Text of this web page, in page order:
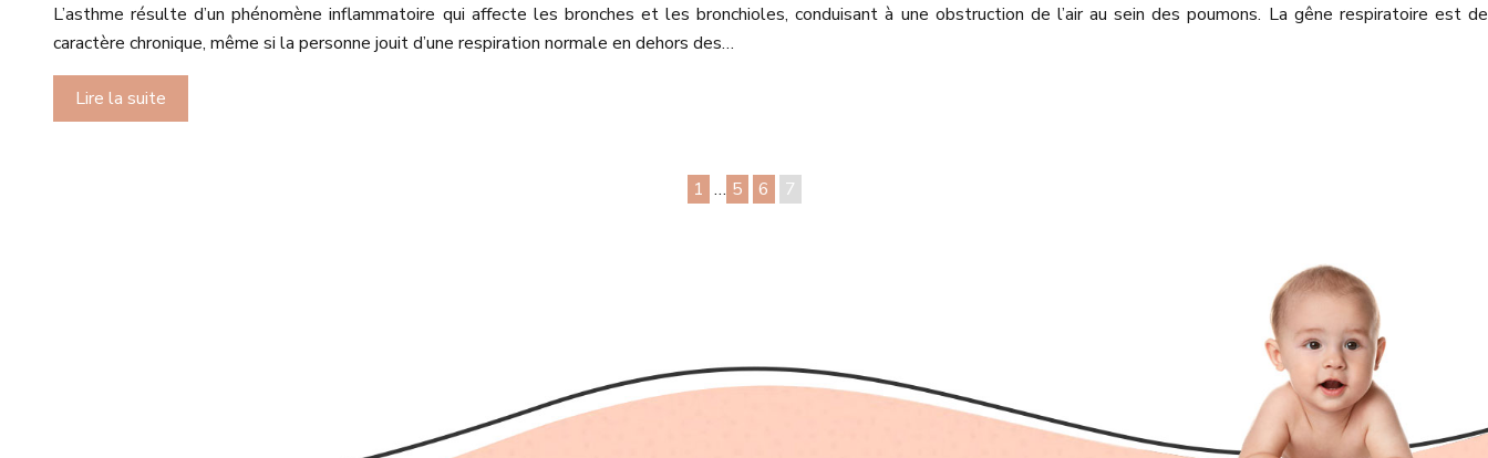
L’asthme résulte d’un phénomène inflammatoire qui affecte les bronches et les bronchioles, conduisant à une obstruction de l’air au sein des poumons. La gêne respiratoire est de
caractère chronique, même si la personne jouit d’une respiration normale en dehors des…
Lire la suite
1 … 5 6 7